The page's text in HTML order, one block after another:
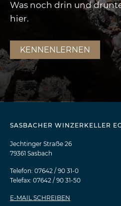
Was noch drin und
hier.
KENNENLERNEN
SASBACHER WINZERKELLER
Jechtinger Straẞe 26
79361 Sasbach
Telefon: 07642 / 90 31-0
Telefax: 07642 / 90 31-50
E-MAIL SCHREIBEN